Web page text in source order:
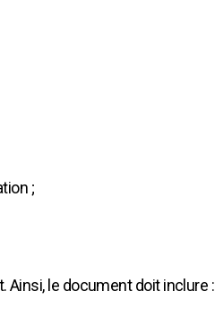
;
le document doit inclure :